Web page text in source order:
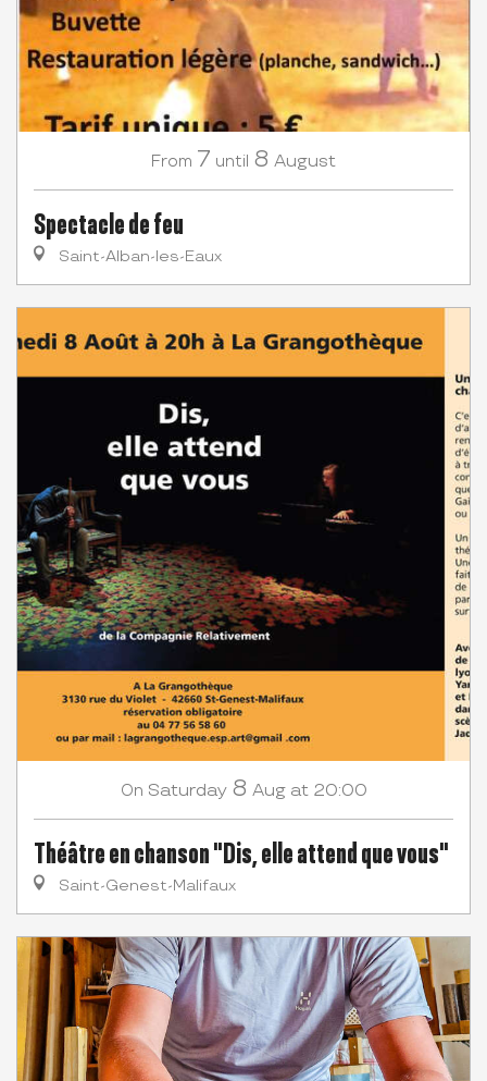
From 7 until 8 August
Spectacle de feu
Saint-Alban-les-Eaux
On Saturday 8 Aug at 20:00
Théâtre en chanson "Dis, elle attend que vous"
Saint-Genest-Malifaux